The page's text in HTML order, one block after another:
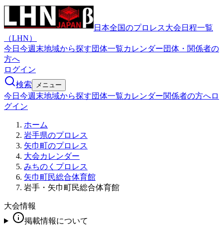
日本全国のプロレス大会日程一覧
（LHN）
今日 今週末地域から探す団体一覧カレンダー団体・関係者の
方へ
ログイン
検索
メニュー
今日 今週末地域から探す団体一覧カレンダー関係者の方へロ
グイン
ホーム
岩手県のプロレス
矢巾町のプロレス
大会カレンダー
みちのくプロレス
矢巾町民総合体育館
岩手・矢巾町民総合体育館
大会情報
掲載情報について